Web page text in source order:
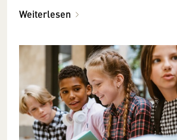
Weiterlesen